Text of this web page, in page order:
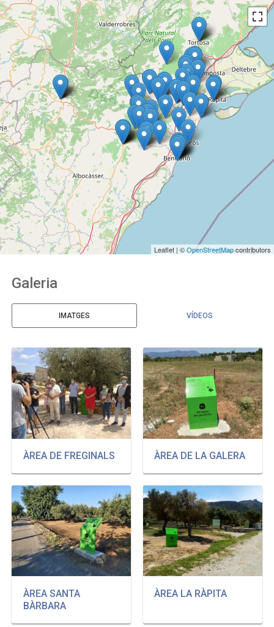
Leaflet | ©OpenStreetMapcontributors
Galeria
IMATGES VÍDEOS
ÀREA DE FREGINALS ÀREA DE LA GALERA
ÀREA SANTA
BÀRBARA
ÀREA LA RÀPITA